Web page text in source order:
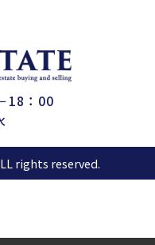
18：00
rights reserved.